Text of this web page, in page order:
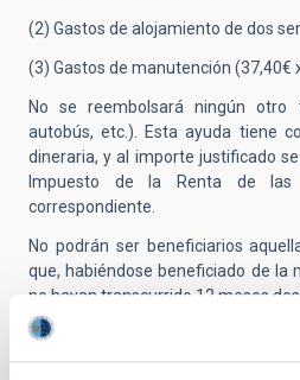
(2) Gastos de alojamiento de dos
(3) Gastos de manutención (37,40€
No se reembolsará ningún
autobús, etc.). Esta ayuda tiene
dineraria, y al importe justificado
Impuesto de la Renta de las
correspondiente.
No podrán ser beneficiarios
que, habiéndose beneficiado de la
no hayan transcurrido 12 meses
contrato en el IAC. Asimismo, no
aquellas personas cuyo lugar de